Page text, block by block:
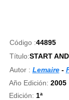
Código :44895
Título:START
Autor : Lemaire -
Año Edición: 2005
Edición: 1ª